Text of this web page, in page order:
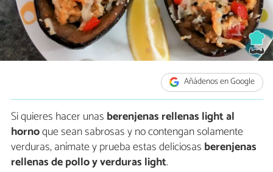
Añádenos en Google
Si quieres hacer unas berenjenas rellenas light al
hornoque sean sabrosas y no contengan solamente
verduras, anímate y prueba estas deliciosas berenjenas
rellenas de pollo y verduras light.